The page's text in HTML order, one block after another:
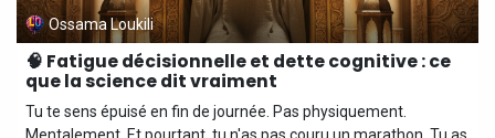
Ossama Loukili
🧠 Fatigue décisionnelle et dette cognitive : ce
que la science dit vraiment
Tu te sens épuisé en fin de journée. Pas physiquement.
Mentalement. Et pourtant, tu n'as pas couru un marathon. Tu as